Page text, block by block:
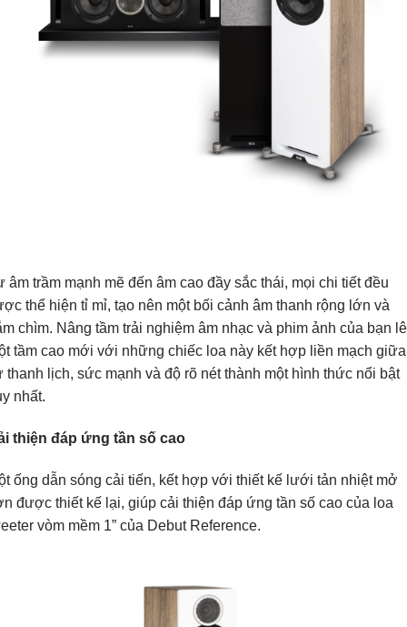
âm trầm mạnh mẽ đến âm cao đầy sắc thái, mọi chi tiết đều
thể hiện tỉ mỉ, tạo nên một bối cảnh âm thanh rộng lớn và
chìm. Nâng tầm trải nghiệm âm nhạc và phim ảnh của bạn
tầm cao mới với những chiếc loa này kết hợp liền mạch giữa
thanh lịch, sức mạnh và độ rõ nét thành một hình thức nổi bật
nhất.
thiện đáp ứng tần số cao
ống dẫn sóng cải tiến, kết hợp với thiết kế lưới tản nhiệt mở
được thiết kế lại, giúp cải thiện đáp ứng tần số cao của loa
vòm mềm 1” của Debut Reference.